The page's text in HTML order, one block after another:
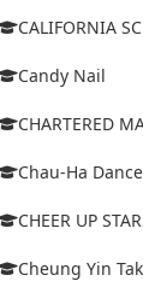
CALIFORNIA
Candy Nail
CHARTERED
Chau-Ha
CHEER UP
Cheung Yin Tak